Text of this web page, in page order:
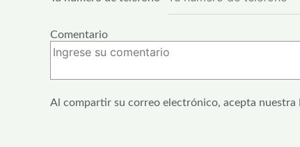
Comentario
Al compartir su correo electrónico, acepta nuestra